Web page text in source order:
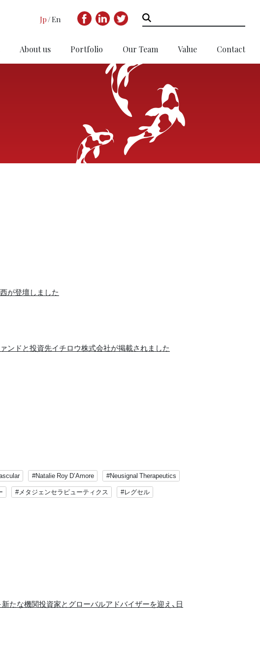
Jp En
About us Portfolio Our Team Value Contact
が登壇しました
ンドと投資先イチロウ株式会社が掲載されました
#Natalie Roy D’Amore
#Neusignal Therapeutics
#メタジェンセラピューティクス
#レグセル
たな機関投資家とグローバルアドバイザーを迎え、日